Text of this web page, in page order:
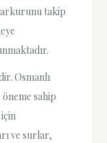
takip
Osmanlı
sahip
ve surlar,